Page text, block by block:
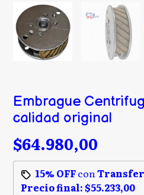
Embrague
calidad original
$64.980,00
15% OFFcon
Precio final:$55.233,00